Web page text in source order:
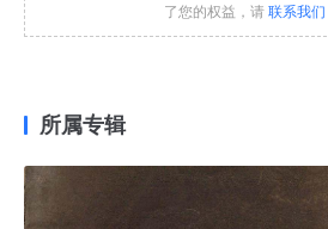
了您的权益，请 联系我们
所属专辑